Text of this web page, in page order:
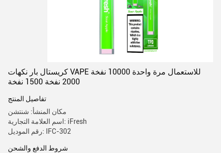
كريستال بار نكهات VAPE للاستعمال مرة واحدة 10000 نفخة
2000 نفخة 1500 نفخة
تفاصيل المنتج
مكان المنشأ: شنتشن
اسم العلامة التجارية: iFresh
رقم الموديل: IFC-302
شروط الدفع والشحن